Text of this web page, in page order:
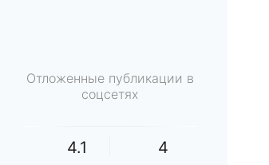
Отложенные публикации в
соцсетях
4.1 4